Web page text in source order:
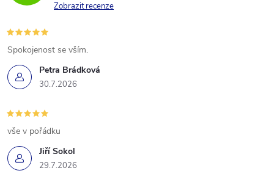
Zobrazit recenze
Petra Brádková
30.7.2026
Spokojenost se vším.
Jiří Sokol
29.7.2026
vše v pořádku